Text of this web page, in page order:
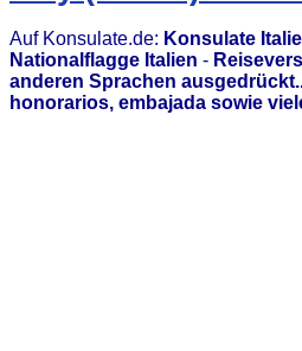
Auf Konsulate.de: Konsulate
Nationalflagge Italien -
anderen Sprachen
honorarios, embajada sowie